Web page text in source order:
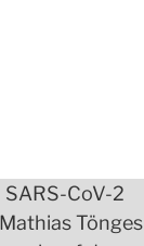
SARS-CoV-2
Tönges